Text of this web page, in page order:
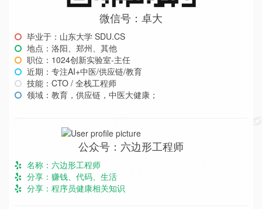
微信号：卓大
毕业于：山东大学 SDU.CS
地点：洛阳、郑州、其他
职位：1024创新实验室-主任
近期：专注AI+中医/供应链/教育
技能：CTO / 全栈工程师
领域：教育，供应链，中医大健康；
公众号：六边形工程师
名称：六边形工程师
分享：赚钱、代码、生活
分享：程序员健康相关知识